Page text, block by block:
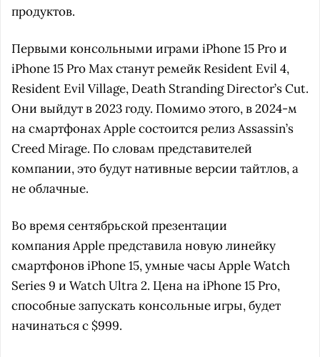
продуктов.
Первыми консольными играми iPhone 15 Pro и
iPhone 15 Pro Max станут ремейк Resident Evil 4,
Resident Evil Village, Death Stranding Director’s Cut.
Они выйдут в 2023 году. Помимо этого, в 2024-м
на смартфонах Apple состоится релиз Assassin’s
Creed Mirage. По словам представителей
компании, это будут нативные версии тайтлов, а
не облачные.
Во время сентябрьской презентации
компания Apple представила новую линейку
смартфонов iPhone 15, умные часы Apple Watch
Series 9 и Watch Ultra 2. Цена на iPhone 15 Pro,
способные запускать консольные игры, будет
начинаться с $999.